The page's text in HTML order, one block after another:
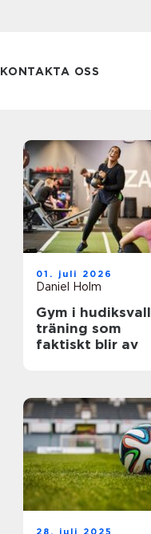
KONTAKTA OSS
01. juli 2026
Daniel Holm
Gym i hudiksvall
träning som
faktiskt blir av
28. juli 2025